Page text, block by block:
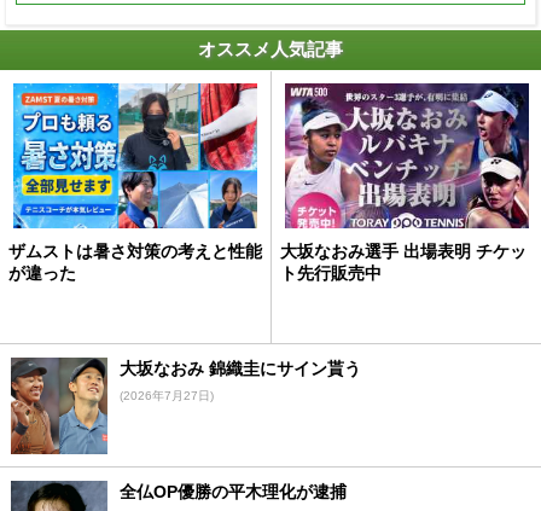
オススメ人気記事
ザムストは暑さ対策の考えと性能
が違った
大坂なおみ選手 出場表明 チケッ
ト先行販売中
大坂なおみ 錦織圭にサイン貰う
(2026年7月27日)
全仏OP優勝の平木理化が逮捕